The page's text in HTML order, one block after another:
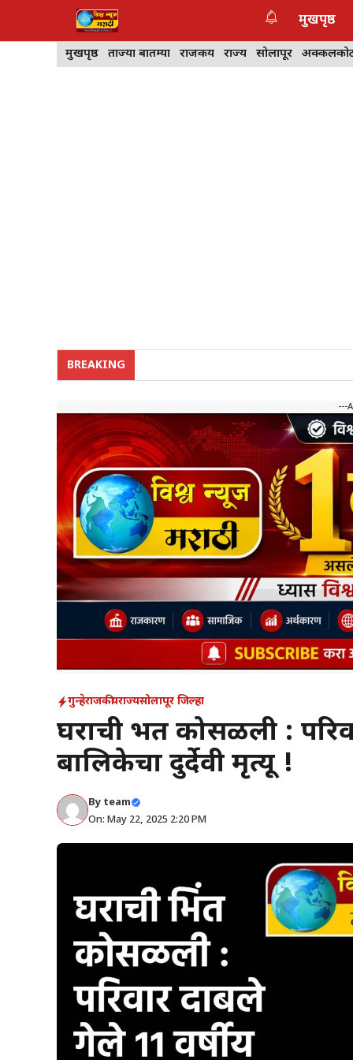
मुखपृष्ठ
मुखपृष्ठ ताज्या बातम्या राजकीय राज्य सोलापूर
BREAKING
---
गुन्हेराजकीयराज्यसोलापूर जिल्हा
घराची भिंत कोसळली :
बालिकेचा दुर्देवी मृत्यू !
By team
On: May 22, 2025 2:20 PM